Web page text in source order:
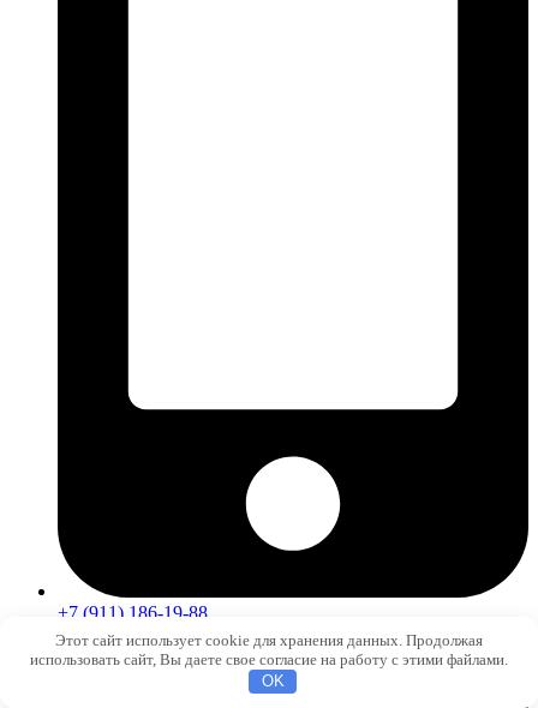
+7 (911) 186-19-88
Этот сайт использует cookie для хранения данных. Продолжая
использовать сайт, Вы даете свое согласие на работу с этими файлами.
OK